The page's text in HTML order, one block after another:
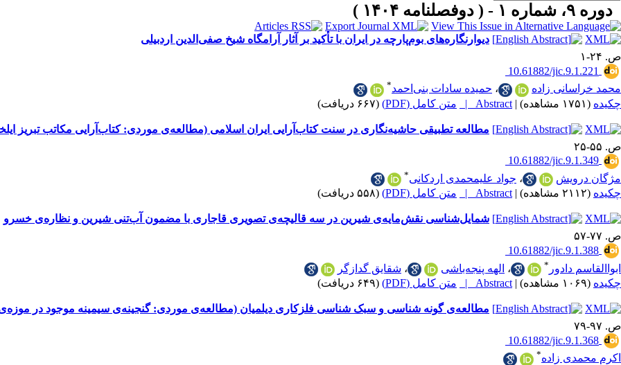
دوره ۹، شماره ۱ - ( دوفصلنامه ۱۴۰۴ )
دیوار‌نگاره‌های بوم‌پارچه‌ در ایران با تأکید بر آثار آرامگاه شیخ صفی‌الدین اردبیلی
ص. ۲۴-۱
‎ 10.61882/jic.9.1.221
محمد خراسانی زاده
، حمیده سادات بنی‌احمد*
چکیده (۱۷۵۱ مشاهده) |
Abstract | متن کامل (PDF) (۶۶۷ دریافت)
مطالعه‌ تطبیقی حاشیه‌نگاری در سنت کتاب‌آرایی ایران اسلامی (مطالعه‌ی موردی: کتاب‌آرایی مکاتب تبریز
ص. ۵۵-۲۵
‎ 10.61882/jic.9.1.349
مژگان درویش
، جواد علیمحمدی اردکانی*
چکیده (۲۱۱۲ مشاهده) |
Abstract | متن کامل (PDF) (۵۵۸ دریافت)
شمایل‌شناسی نقش‌مایه‌ی شیرین در سه قالیچه‌ی تصویری قاجاری با مضمون ‌آب‌تنی شیرین و نظاره‌ی خسرو
ص. ۷۷-۵۷
‎ 10.61882/jic.9.1.388
ابواالقاسم دادور * ، الهه پنجه‌باشی ، شقایق گدازگر
چکیده (۱۰۶۹ مشاهده) |
Abstract | متن کامل (PDF) (۶۴۹ دریافت)
مطالعه‌ی گونه شناسی و سبک شناسی فلزکاری دیلمیان (مطالعه‌ی موردی: گنجینه‌ی سیمینه موجود در
ص. ۹۷-۷۹
‎ 10.61882/jic.9.1.368
اکرم محمدی زاده*